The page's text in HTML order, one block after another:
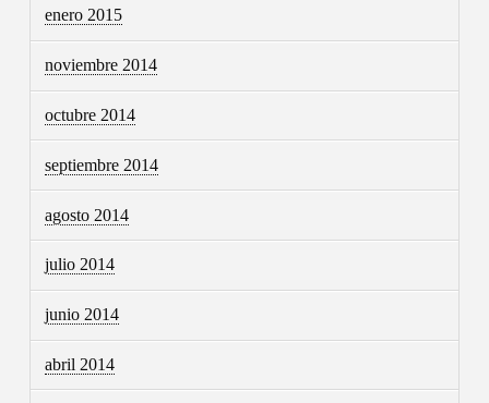
enero 2015
noviembre 2014
octubre 2014
septiembre 2014
agosto 2014
julio 2014
junio 2014
abril 2014